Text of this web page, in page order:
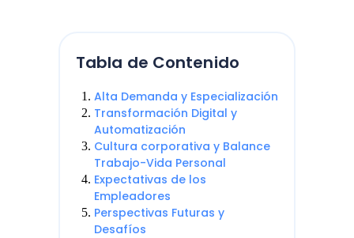
Tabla de Contenido
Alta Demanda y Especialización
Transformación Digital y
Automatización
Cultura corporativa y Balance
Trabajo-Vida Personal
Expectativas de los
Empleadores
Perspectivas Futuras y
Desafíos